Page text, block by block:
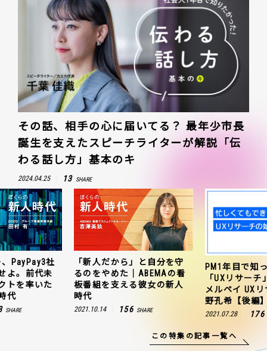
その話、相手の心に届いてる？ 最年少市長
誕生を支えたスピーチライターが解説「伝
わる話し方」基本のキ
2024.04.25 13 SHARE
PayPay3社
よ。前代未
トを率いた
代
SHARE
「新人だから」と自分を守
るのをやめた｜ABEMAの看
板番組を支える彼女の新人
時代
2021.10.14 156 SHARE
PM1年目で知
「UXリサー
メルペイ UX
野孔希【後編
2021.07.28 176
この特集の記事一覧へ